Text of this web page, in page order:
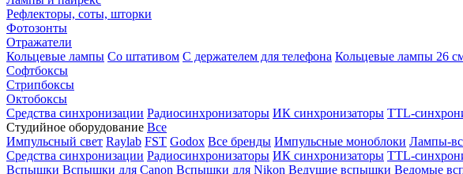
Рефлекторы, соты, шторки
Фотозонты
Отражатели
Кольцевые лампы Со штативом С держателем для телефона Кольцевые лампы 26
Софтбоксы
Стрипбоксы
Октобоксы
Средства синхронизации Радиосинхронизаторы ИК синхронизаторы TTL-
Студийное оборудование Все
Импульсный свет Raylab FST Godox Все бренды Импульсные моноблоки Лампы-
Средства синхронизации Радиосинхронизаторы ИК синхронизаторы TTL-
Вспышки Вспышки для Canon Вспышки для Nikon Ведущие вспышки Ведомые